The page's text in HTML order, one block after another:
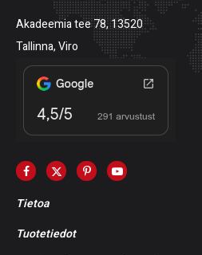
Akadeemia tee 78, 13520
Tallinna, Viro
Tietoa
Tuotetiedot